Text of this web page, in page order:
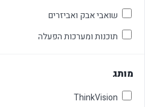
שואבי אבק ואביזרים
תוכנות ומערכות הפעלה
מותג